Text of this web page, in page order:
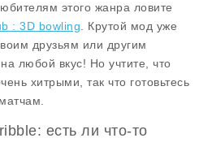
этого жанра ловите
: 3D bowling . Крутой мод уже
друзьям или другим
любой вкус! Но учтите, что
хитрыми, так что готовьтесь
есть ли что-то